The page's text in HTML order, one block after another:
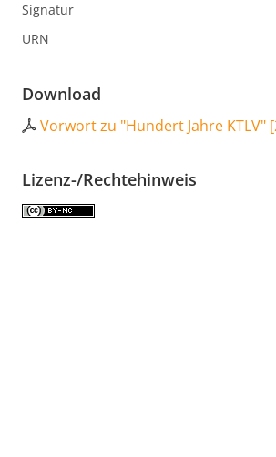
Signatur
URN
Download
Vorwort zu "Hundert Jahre KTLV" [
Lizenz-/Rechtehinweis